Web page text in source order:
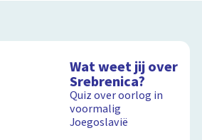
Wat weet jij over
Srebrenica?
Quiz over oorlog in
voormalig
Joegoslavië